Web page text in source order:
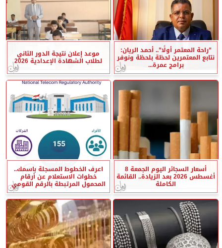
”راحة المعتمر أولًا”.. أحمد الريان:
نتابع المعتمرين لحظة بلحظة ونوفر
برامج عمرة...
موعد إعلان نتيجة الدور الثاني
لطلاب الشهادة الإعدادية 2026
أسعار السجائر اليوم الجمعة 8
أغسطس 2026 بعد الزيادة.. القائمة
الكاملة
اعرف الخطوط المسجلة باسمك..
خطوات الاستعلام عن أرقام
المحمول المرتبطة بالرقم القومي